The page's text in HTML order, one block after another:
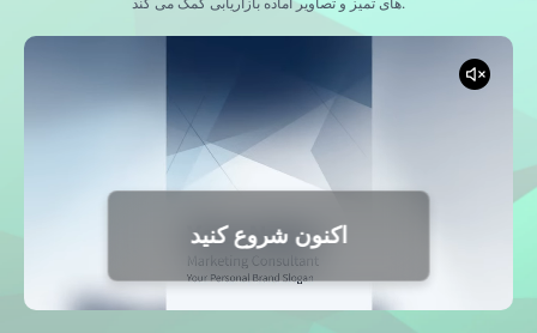
ویدیوی AI
الگوها
اکنون شروع کنید